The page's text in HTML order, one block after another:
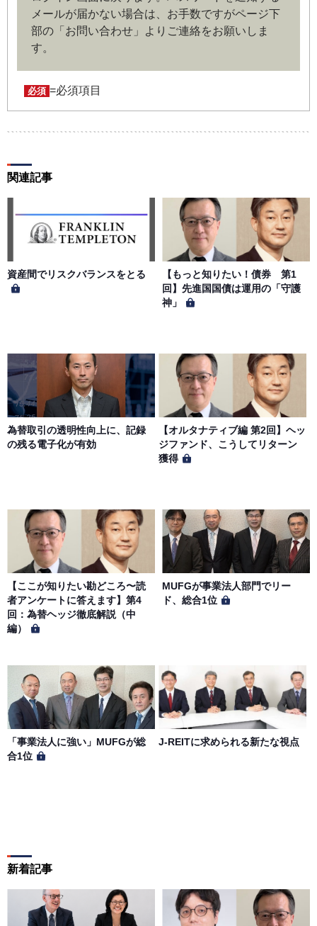
第４条（ユーザー名とパスワードの管理）
ユーザー名およびパスワードの利用、管理は会員の自己責
任において行うものとします。会員は、ユーザー名および
パスワードの第三者への漏洩、利用許諾、貸与、譲渡、名
用によって生じた損害の責任は、会員が負うものとし、当
第５条（著作権）
本サイトに掲載された情報、写真、その他の著作物は、当
社もしくは著作物の著作者または著作権者に帰属するもの
とします。会員は、当社著作物について複製、転用、公衆
送信、譲渡、翻案および翻訳などの著作権、商標権などを
侵害する行為を行ってはならないものとします。
第６条（サービス内容の停止・変更）
サイトのサービス内容を変更する場合があります。
第７条（個人情報の取扱い）
当社は、会員の個人情報を別途オンライン上に掲示する
「プライバシーポリシー」に基づき、適切に取り扱うもの
メールが届かない場合は、お手数ですがページ下
部の「お問い合わせ」よりご連絡をお願いしま
す。
必須 =必須項目
関連記事
資産間でリスクバランスをとる
【もっと知りたい！債券 第1
回】先進国国債は運用の「守護
神」
為替取引の透明性向上に、記録
の残る電子化が有効
【オルタナティブ編 第2回】ヘッ
ジファンド、こうしてリターン
獲得
【ここが知りたい勘どころ〜読
者アンケートに答えます】第4
回：為替ヘッジ徹底解説（中
編）
MUFGが事業法人部門でリー
ド、総合1位
「事業法人に強い」MUFGが総
合1位
J-REITに求められる新たな視点
新着記事